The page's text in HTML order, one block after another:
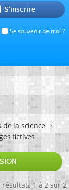
Se souvenir de moi ?
S'inscrire
de la science
fictives
résultats 1 à 2 sur 2